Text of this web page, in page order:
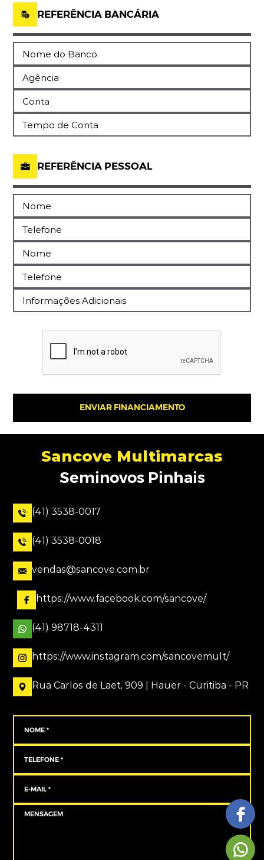
REFERÊNCIA BANCÁRIA
Nome do Banco
Agência
Conta
Tempo de Conta
REFERÊNCIA PESSOAL
Nome
Telefone
Nome
Telefone
Informações Adicionais
ENVIAR FINANCIAMENTO
Sancove Multimarcas
Seminovos Pinhais
(41) 3538-0017
(41) 3538-0018
vendas@sancove.com.br
https://www.facebook.com/sancove/
(41) 98718-4311
https://www.instagram.com/sancovemult/
Rua Carlos de Laet, 909 | Hauer - Curitiba - PR